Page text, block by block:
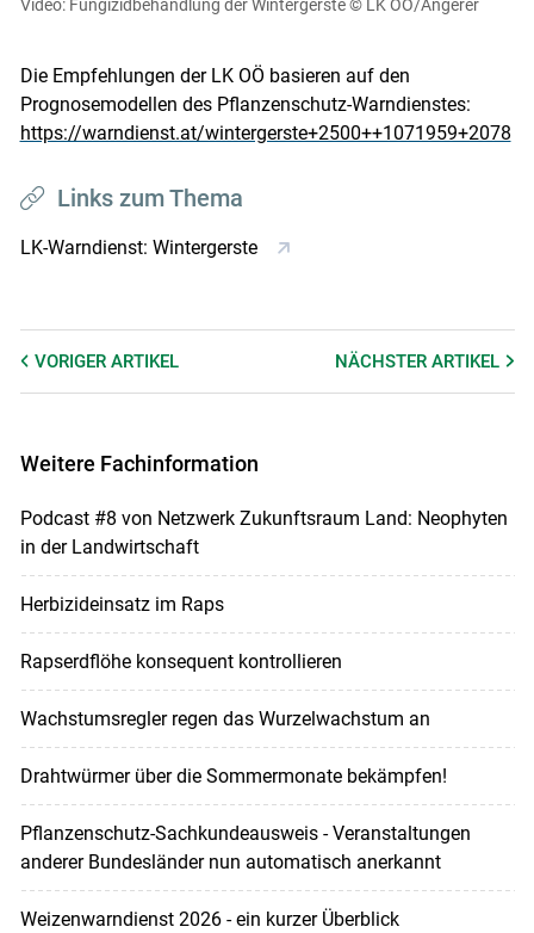
Akzeptieren
Video: Fungizidbehandlung der Wintergerste © LK OÖ/Angerer
Die Empfehlungen der LK OÖ basieren auf den
Prognosemodellen des Pflanzenschutz-Warndienstes:
https://warndienst.at/wintergerste+2500++1071959+2078
Links zum Thema
LK-Warndienst: Wintergerste
VORIGER ARTIKEL NÄCHSTERARTIKEL
Weitere Fachinformation
Podcast #8 von Netzwerk Zukunftsraum Land: Neophyten
in der Landwirtschaft
Herbizideinsatz im Raps
Rapserdflöhe konsequent kontrollieren
Wachstumsregler regen das Wurzelwachstum an
Drahtwürmer über die Sommermonate bekämpfen!
Pflanzenschutz-Sachkundeausweis - Veranstaltungen
anderer Bundesländer nun automatisch anerkannt
Weizenwarndienst 2026 - ein kurzer Überblick